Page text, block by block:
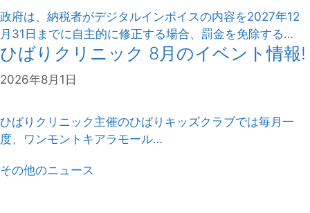
政府は、納税者がデジタルインボイスの内容を2027年12
月31日までに自主的に修正する場合、罰金を免除する…
ひばりクリニック 8月のイベント情報!
2026年8月1日
ひばりクリニック主催のひばりキッズクラブでは毎月一
度、ワンモントキアラモール…
その他のニュース